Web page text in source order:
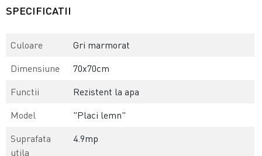
SPECIFICATII
Culoare
Gri marmorat
Dimensiune
70x70cm
Functii
Rezistent la apa
Model
"Placi lemn"
Suprafata
utila
4.9mp